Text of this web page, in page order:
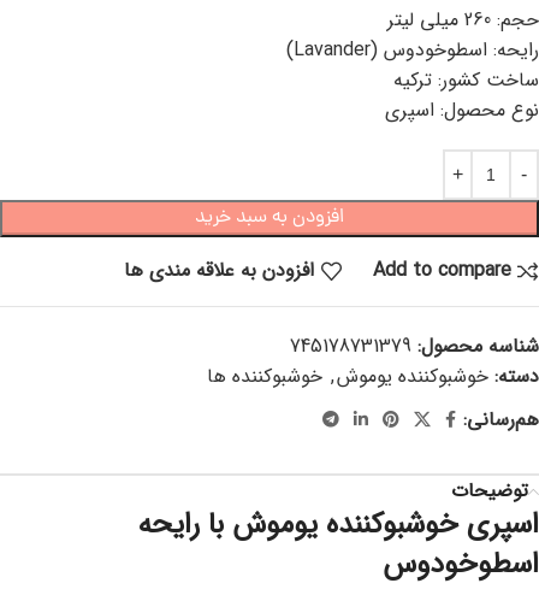
حجم: 260 میلی لیتر
رایحه: اسطوخودوس (Lavander)
ساخت کشور: ترکیه
نوع محصول: اسپری
افزودن به سبد خرید
Add to compare افزودن به علاقه مندی ها
شناسه محصول: 745178731379
دسته: خوشبوکننده یوموش, خوشبوکننده ها
هم‌رسانی:
توضیحات
اسپری خوشبوکننده یوموش با رایحه
اسطوخودوس